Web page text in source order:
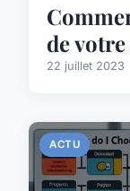
de
22 juillet 2023
ACTU